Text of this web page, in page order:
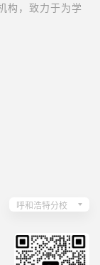
构，致力于为学
呼和浩特分校